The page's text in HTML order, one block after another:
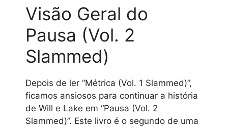
Visão Geral do
Pausa (Vol. 2
Slammed)
Depois de ler “Métrica (Vol. 1 Slammed)”,
ficamos ansiosos para continuar a história
de Will e Lake em “Pausa (Vol. 2
Slammed)”. Este livro é o segundo de uma